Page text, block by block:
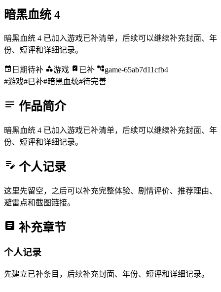
暗黑血统 4
暗黑血统 4 已加入游戏已补清单，后续可以继续补充封面、年
份、短评和详细记录。
日期待补 游戏 已补
game-65ab7d11cfb4
#游戏#已补#暗黑血统#待完善
作品简介
暗黑血统 4 已加入游戏已补清单，后续可以继续补充封面、年
份、短评和详细记录。
个人记录
这里先留空，之后可以补充完整体验、剧情评价、推荐理由、
避雷点和截图链接。
补充章节
个人记录
先建立已补条目，后续补充封面、年份、短评和详细记录。